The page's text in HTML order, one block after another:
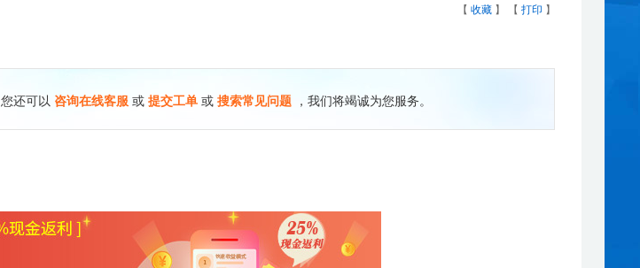
【 收藏 】 【 打印 】
您还可以 咨询在线客服 或 提交工单 或 搜索常见问题 ，我们将竭诚为您服务。